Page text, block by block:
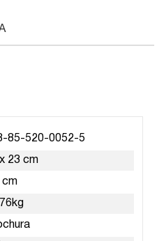
85-520-0052-5
23 cm
cm